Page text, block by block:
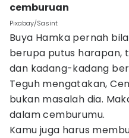
cemburuan
Pixabay/Sasint
Buya Hamka pernah
berupa putus harapan,
dan kadang-kadang
Teguh mengatakan,
bukan masalah dia.
dalam cemburumu.
Kamu juga harus